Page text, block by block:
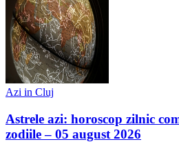
Azi in Cluj
Astrele azi: horoscop zilnic
zodiile – 05 august 2026